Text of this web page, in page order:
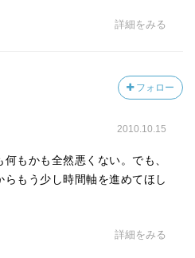
詳細をみる
フォロー
2010.10.15
もかも全然悪くない。でも、
もう少し時間軸を進めてほし
詳細をみる